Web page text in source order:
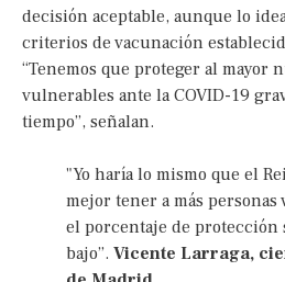
decisión aceptable, aunque lo
criterios de vacunación
“Tenemos que proteger al mayor
vulnerables ante la COVID-19
tiempo”, señalan.
"Yo haría lo mismo que el
mejor tener a más personas
el porcentaje de protección
bajo”. Vicente Larraga,